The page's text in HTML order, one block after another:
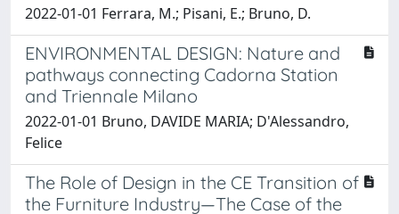
2022-01-01 Ferrara, M.; Pisani, E.; Bruno, D.
ENVIRONMENTAL DESIGN: Nature and
pathways connecting Cadorna Station
and Triennale Milano
2022-01-01 Bruno, DAVIDE MARIA; D'Alessandro,
Felice
The Role of Design in the CE Transition of
the Furniture Industry—The Case of the